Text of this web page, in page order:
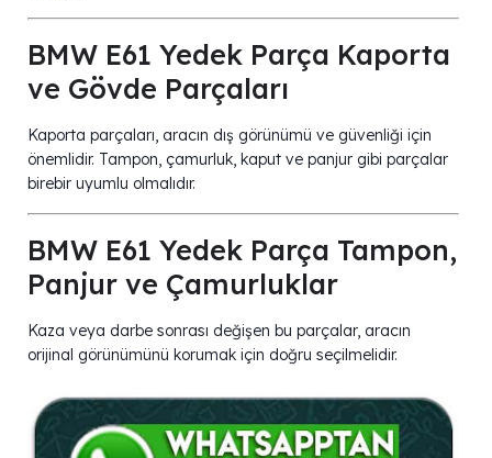
BMW E61 Yedek Parça Kaporta
ve Gövde Parçaları
Kaporta parçaları, aracın dış görünümü ve güvenliği için
önemlidir. Tampon, çamurluk, kaput ve panjur gibi parçalar
birebir uyumlu olmalıdır.
BMW E61 Yedek Parça Tampon,
Panjur ve Çamurluklar
Kaza veya darbe sonrası değişen bu parçalar, aracın
orijinal görünümünü korumak için doğru seçilmelidir.